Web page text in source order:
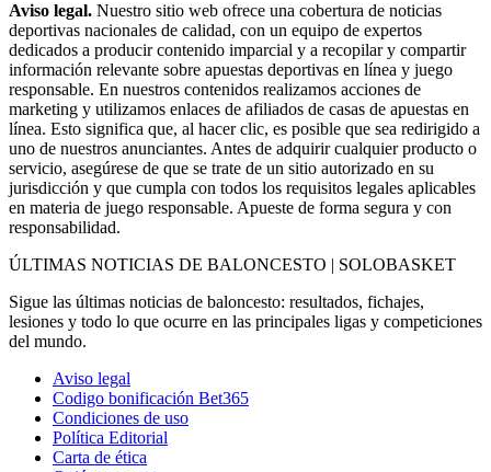
Aviso legal. Nuestro sitio web ofrece una cobertura de noticias
deportivas nacionales de calidad, con un equipo de expertos
dedicados a producir contenido imparcial y a recopilar y compartir
información relevante sobre apuestas deportivas en línea y juego
responsable. En nuestros contenidos realizamos acciones de
marketing y utilizamos enlaces de afiliados de casas de apuestas en
línea. Esto significa que, al hacer clic, es posible que sea redirigido a
uno de nuestros anunciantes. Antes de adquirir cualquier producto o
servicio, asegúrese de que se trate de un sitio autorizado en su
jurisdicción y que cumpla con todos los requisitos legales aplicables
en materia de juego responsable. Apueste de forma segura y con
responsabilidad.
ÚLTIMAS NOTICIAS DE BALONCESTO | SOLOBASKET
Sigue las últimas noticias de baloncesto: resultados, fichajes,
lesiones y todo lo que ocurre en las principales ligas y competiciones
del mundo.
Aviso legal
Codigo bonificación Bet365
Condiciones de uso
Política Editorial
Carta de ética